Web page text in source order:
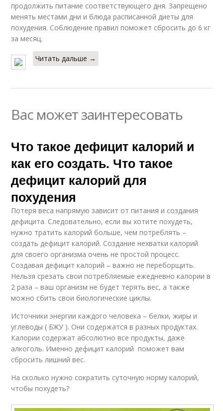
продолжить питание соответствующего дня. Запрещено
менять местами дни и блюда расписанной диеты для
похудения. Соблюдение правил поможет сбросить до 6 кг
за месяц.
Читать дальше →
Вас может заинтересовать
Что такое дефицит калорий и
как его создать. Что такое
дефицит калорий для
похудения
Потеря веса напрямую зависит от питания и создания
дефицита. Следовательно, если вы хотите похудеть,
нужно тратить калорий больше, чем потреблять –
создать дефицит калорий. Создание нехватки калорий
для своего организма очень не простой процесс.
Создавая дефицит калорий – важно не переборщить.
Нельзя срезать свои потребляемые ежедневно калории в
2 раза – ваш организм не будет терять вес, а также
можно сбить свои биологические циклы.
Источники энергии каждого человека – белки, жиры и
углеводы ( БЖУ ). Они содержатся в разных продуктах.
Калории содержат абсолютно все продукты, даже
алкоголь. Именно дефицит калорий поможет вам
сбросить лишний вес.
На сколько нужно сократить суточную норму калорий,
чтобы похудеть?